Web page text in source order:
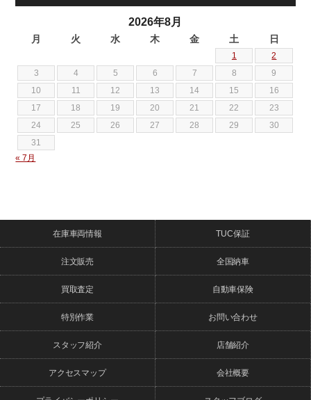
2026年8月
月 火 水 木 金 土 日
1
2
3
4 5 6 7 8
9
10
11 12 13 14 15
16
17
18 19 20 21 22
23
24
25 26 27 28 29
30
31
« 7月
在庫車両情報 TUC保証
注文販売 全国納車
買取査定 自動車保険
特別作業 お問い合わせ
スタッフ紹介 店舗紹介
アクセスマップ 会社概要